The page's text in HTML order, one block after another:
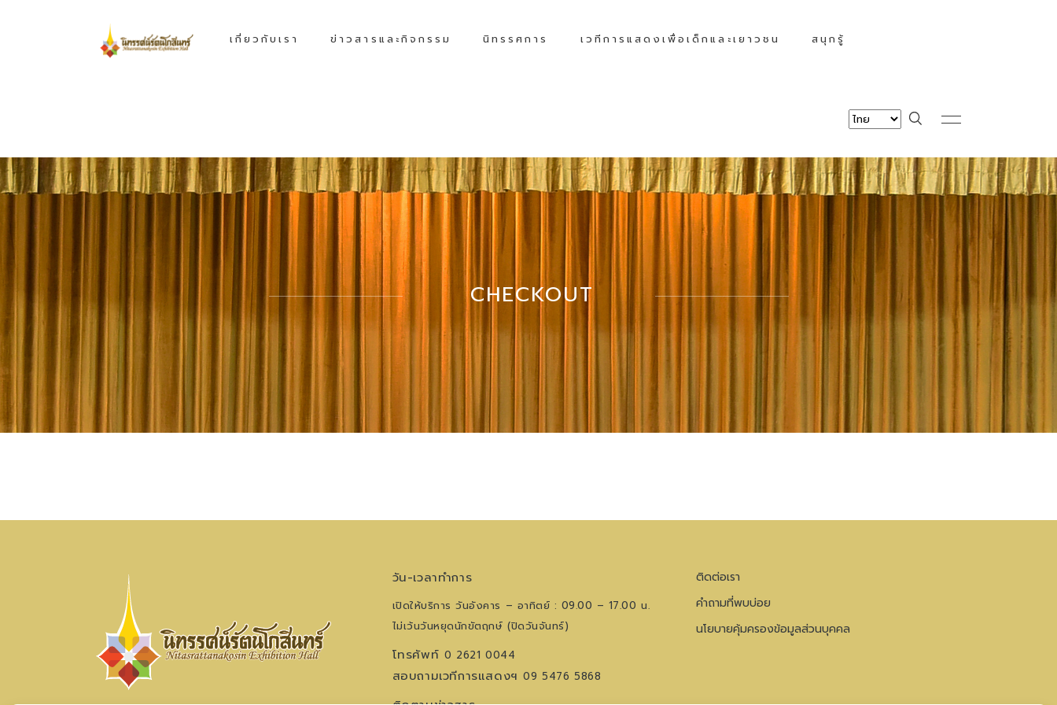
เกี่ยวกับเรา ข่าวสารและกิจกรรม นิทรรศการ เวทีการแสดงเพื่อเด็กและเยาวชน สนุกรู้
CHECKOUT
วัน-เวลาทำการ
เปิดให้บริการ วันอังคาร – อาทิตย์ : 09.00 – 17.00 น.
ไม่เว้นวันหยุดนักขัตฤกษ์ (ปิดวันจันทร์)
โทรศัพท์ 0 2621 0044
สอบถามเวทีการแสดงฯ09 5476 5868
ติดต่อเรา
คำถามที่พบบ่อย
นโยบายคุ้มครองข้อมูลส่วนบุคคล